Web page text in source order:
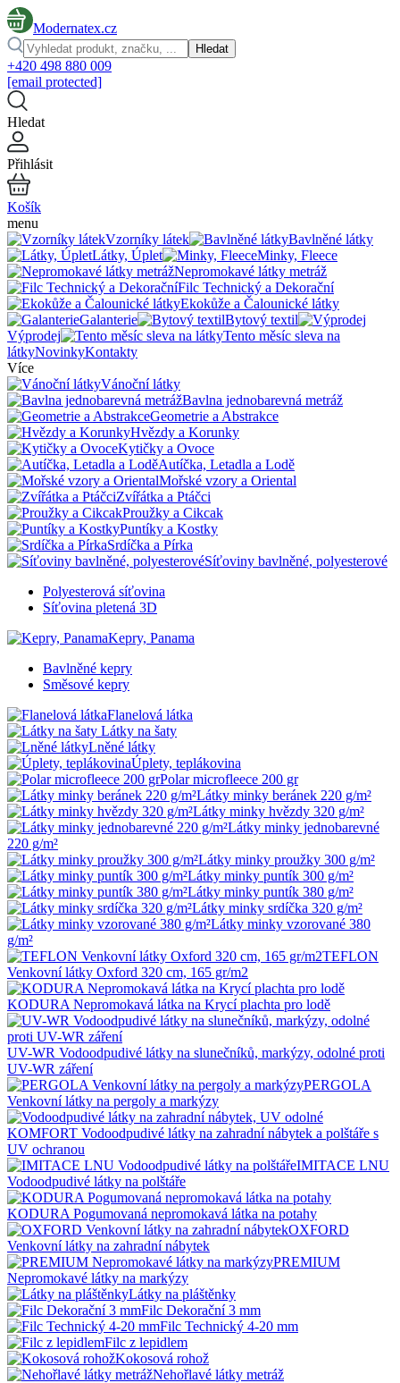
Modernatex.cz
Hledat
+420 498 880 009
[email protected]
Hledat
Přihlásit
Košík
menu
Vzorníky látek
Bavlněné látky
Látky, Úplet
Minky, Fleece
Nepromokavé látky metráž
Filc Technický a Dekorační
Ekokůže a Čalounické látky
Galanterie
Bytový textil
Výprodej
Tento měsíc sleva na
látkyNovinkyKontakty
Více
Vánoční látky
Bavlna jednobarevná metráž
Geometrie a Abstrakce
Hvězdy a Korunky
Kytičky a Ovoce
Autíčka, Letadla a Lodě
Mořské vzory a Oriental
Zvířátka a Ptáčci
Proužky a Cikcak
Puntíky a Kostky
Srdíčka a Pírka
Síťoviny bavlněné, polyesterové
Polyesterová síťovina
Síťovina pletená 3D
Kepry, Panama
Bavlněné kepry
Směsové kepry
Flanelová látka
Látky na šaty
Lněné látky
Úplety, teplákovina
Polar microfleece 200 gr
Látky minky beránek 220 g/m²
Látky minky hvězdy 320 g/m²
Látky minky jednobarevné
220 g/m²
Látky minky proužky 300 g/m²
Látky minky puntík 300 g/m²
Látky minky puntík 380 g/m²
Látky minky srdíčka 320 g/m²
Látky minky vzorované 380
g/m²
TEFLON
Venkovní látky Oxford 320 cm, 165 gr/m2
KODURA Nepromokavá látka na Krycí plachta pro lodě
UV-WR Vodoodpudivé látky na slunečníků, markýzy, odolné proti
UV-WR záření
PERGOLA
Venkovní látky na pergoly a markýzy
KOMFORT Vodoodpudivé látky na zahradní nábytek a polštáře s
UV ochranou
IMITACE LNU
Vodoodpudivé látky na polštáře
KODURA Pogumovaná nepromokavá látka na potahy
OXFORD
Venkovní látky na zahradní nábytek
PREMIUM
Nepromokavé látky na markýzy
Látky na pláštěnky
Filc Dekorační 3 mm
Filc Technický 4-20 mm
Filc z lepidlem
Kokosová rohož
Nehořlavé látky metráž